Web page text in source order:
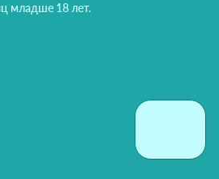
младше 18 лет.